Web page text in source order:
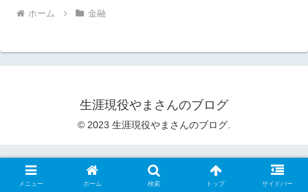
ホーム 金融
生涯現役やまさんのブログ
© 2023 生涯現役やまさんのブログ.
メニュー ホーム 検索 トップ サイドバー